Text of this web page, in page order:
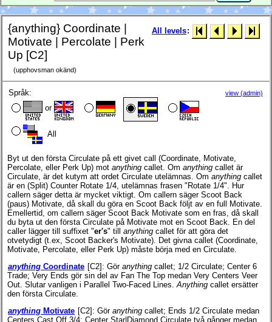
{anything} Coordinate |
Motivate | Percolate | Perk
Up [C2]
(upphovsman okänd)
All levels:
Språk:
or
All
view (admin)
Byt ut den första Circulate på ett givet call (Coordinate, Motivate,
Percolate, eller Perk Up) mot anything callet. Om anything callet är
Circulate, är det kutym att ordet Circulate utelämnas. Om anything callet
är en (Split) Counter Rotate 1/4, utelämnas frasen "Rotate 1/4". Hur
callern säger detta är mycket viktigt. Om callern säger Scoot Back
(paus) Motivate, då skall du göra en Scoot Back följt av en full Motivate.
Emellertid, om callern säger Scoot Back Motivate som en fras, då skall
du byta ut den första Circulate på Motivate mot en Scoot Back. En del
caller lägger till suffixet "er's" till anything callet för att göra det
otvetydigt (t.ex, Scoot Backer's Motivate). Det givna callet (Coordinate,
Motivate, Percolate, eller Perk Up) måste börja med en Circulate.
anything Coordinate [C2] : Gör anything callet; 1/2 Circulate; Center 6
Trade; Very Ends gör sin del av Fan The Top medan Very Centers Veer
Out. Slutar vanligen i Parallel Two-Faced Lines. Anything callet ersätter
den första Circulate.
anything Motivate [C2] : Gör anything callet; Ends 1/2 Circulate medan
Centers Cast Off 3/4; Center Star|Diamond Circulate två gånger medan